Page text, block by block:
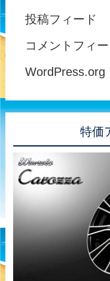
投稿フィード
コメントフィ
WordPress.org
特価